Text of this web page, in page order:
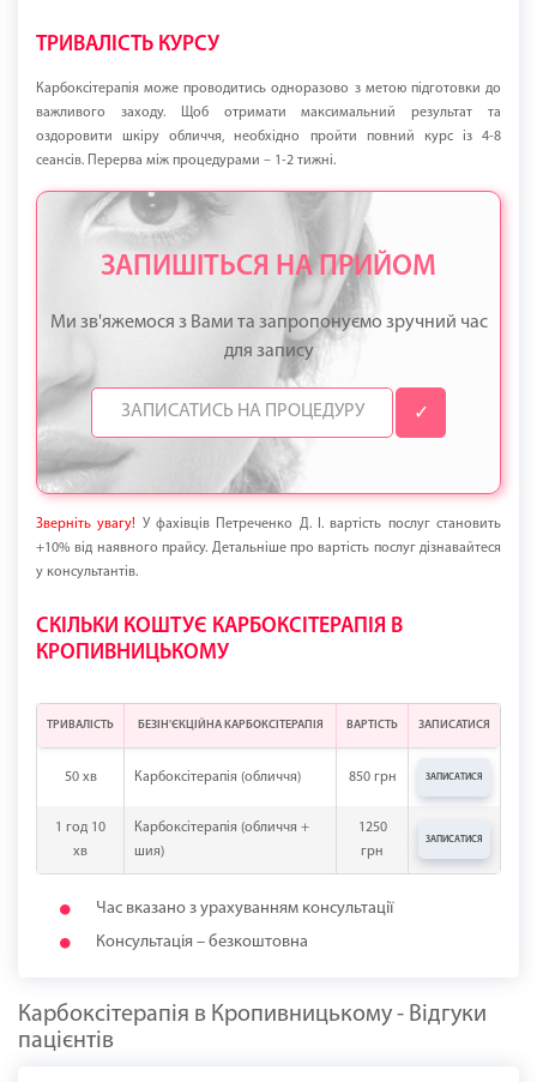
ТРИВАЛІСТЬ КУРСУ
Карбоксітерапія може проводитись одноразово з метою підготовки до
важливого заходу. Щоб отримати максимальний результат та
оздоровити шкіру обличчя, необхідно пройти повний курс із 4-8
сеансів. Перерва між процедурами – 1-2 тижні.
ЗАПИШІТЬСЯ НА ПРИЙОМ
Ми зв'яжемося з Вами та запропонуємо зручний час
для запису
✓
Зверніть увагу! У фахівців Петреченко Д. І. вартість послуг становить
+10% від наявного прайсу. Детальніше про вартість послуг дізнавайтеся
у консультантів.
СКІЛЬКИ КОШТУЄ КАРБОКСІТЕРАПІЯ В
КРОПИВНИЦЬКОМУ
50 хв Карбоксітерапія (обличчя) 850 грн ЗАПИСАТИСЯ
1 год 10
хв
Карбоксітерапія (обличчя +
шия)
1250
грн
ЗАПИСАТИСЯ
ТРИВАЛІСТЬ БЕЗІН'ЄКЦІЙНА КАРБОКСІТЕРАПІЯ ВАРТІСТЬ ЗАПИСАТИСЯ
Час вказано з урахуванням консультації
Консультація – безкоштовна
Карбоксітерапія в Кропивницькому - Відгуки
пацієнтів